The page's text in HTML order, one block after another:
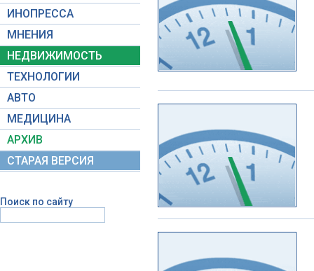
ИНОПРЕССА
МНЕНИЯ
НЕДВИЖИМОСТЬ
ТЕХНОЛОГИИ
АВТО
МЕДИЦИНА
АРХИВ
СТАРАЯ ВЕРСИЯ
Поиск по сайту